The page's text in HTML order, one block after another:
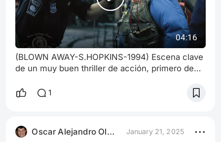
04:16
(BLOWN AWAY-S.HOPKINS-1994) Escena clave
de un muy buen thriller de acción, primero de
Lloyd. Combinación casi perfecta de edición,
del público en gral
1
Oscar Alejandro Olmedo January 21, 2025